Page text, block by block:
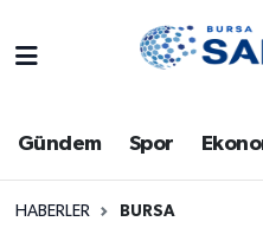
Gündem Spor
HABERLER BURSA
Bursa
Dünya
Trafik Durumu
Süper Lig Puan